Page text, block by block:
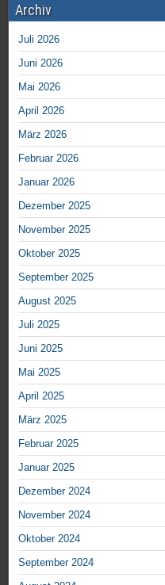
Archiv
Juli 2026
Juni 2026
Mai 2026
April 2026
März 2026
Februar 2026
Januar 2026
Dezember 2025
November 2025
Oktober 2025
September 2025
August 2025
Juli 2025
Juni 2025
Mai 2025
April 2025
März 2025
Februar 2025
Januar 2025
Dezember 2024
November 2024
Oktober 2024
September 2024